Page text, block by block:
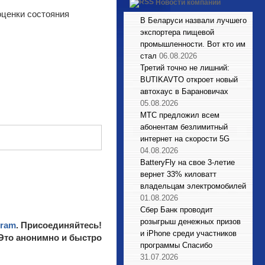
состояния
. Присоединяйтесь!
анонимно и быстро
Новости компаний
В Беларуси назвали лучшего
экспортера пищевой
промышленности. Вот кто им
стал 06.08.2026
Третий точно не лишний:
BUTIKAVTO откроет новый
автохаус в Барановичах
05.08.2026
МТС предложил всем
абонентам безлимитный
интернет на скорости 5G
04.08.2026
BatteryFly на свое 3-летие
вернет 33% киловатт
владельцам электромобилей
01.08.2026
Сбер Банк проводит
розыгрыш денежных призов
и iPhone среди участников
программы Спасибо
31.07.2026